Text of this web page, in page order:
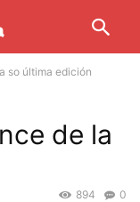
so última edición
de la
0
894